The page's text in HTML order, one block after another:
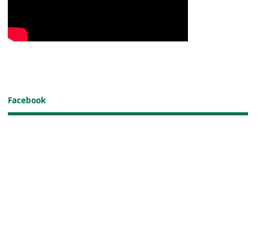
Facebook